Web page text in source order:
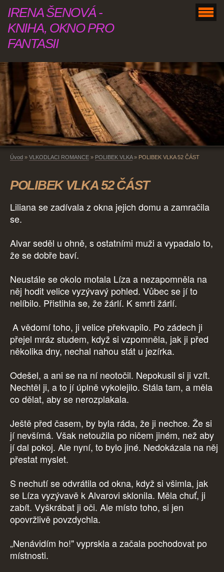
IRENA ŠENOVÁ -
KNIHA, OKNO PRO
FANTASII
Úvod » VLKODLACI ROMANCE » POLIBEK VLKA» POLIBEK VLKA 52 ČÁST
POLIBEK VLKA 52 ČÁST
Liliana se zadívala z okna jejich domu a zamračila
se.
Alvar seděl u ohně, s ostatními muži a vypadalo to,
že se dobře baví.
Neustále se okolo motala Líza a nezapomněla na
něj hodit velice vyzývavý pohled. Vůbec se jí to
nelíbilo. Přistihla se, že žárlí. K smrti žárlí.
A vědomí toho, ji velice překvapilo. Po zádech ji
přejel mráz studem, když si vzpomněla, jak ji před
několika dny, nechal nahou stát u jezírka.
Odešel, a ani se na ní neotočil. Nepokusil si ji vzít.
Nechtěl ji, a to jí úplně vykolejilo. Stála tam, a měla
co dělat, aby se nerozplakala.
Ještě před časem, by byla ráda, že ji nechce. Že si
jí nevšímá. Však netoužila po ničem jiném, než aby
jí dal pokoj. Ale nyní, to bylo jiné. Nedokázala na něj
přestat myslet.
S nechutí se odvrátila od okna, když si všimla, jak
se Líza vyzývavě k Alvarovi sklonila. Měla chuť, ji
zabít. Vyškrábat ji oči. Ale místo toho, si jen
opovržlivě povzdychla.
„Nenávidím ho!" vyprskla a začala pochodovat po
místnosti.